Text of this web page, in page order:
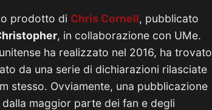
prodotto di Chris Cornell, pubblicato
, in collaborazione con UMe.
ha realizzato nel 2016, ha trovato
da una serie di dichiarazioni rilasciate
stesso. Ovviamente, una pubblicazione
maggior parte dei fan e degli